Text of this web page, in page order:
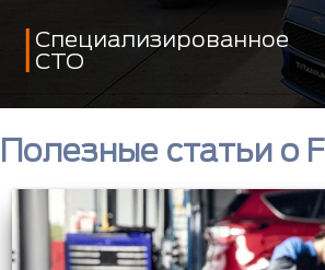
Специализированное
СТО
Полезные статьи о